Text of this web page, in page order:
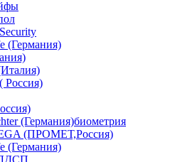
(Германия)
Россия)
(Германия)биометрия
(ПРОМЕТ,Россия)
(Германия)
ЛДСП